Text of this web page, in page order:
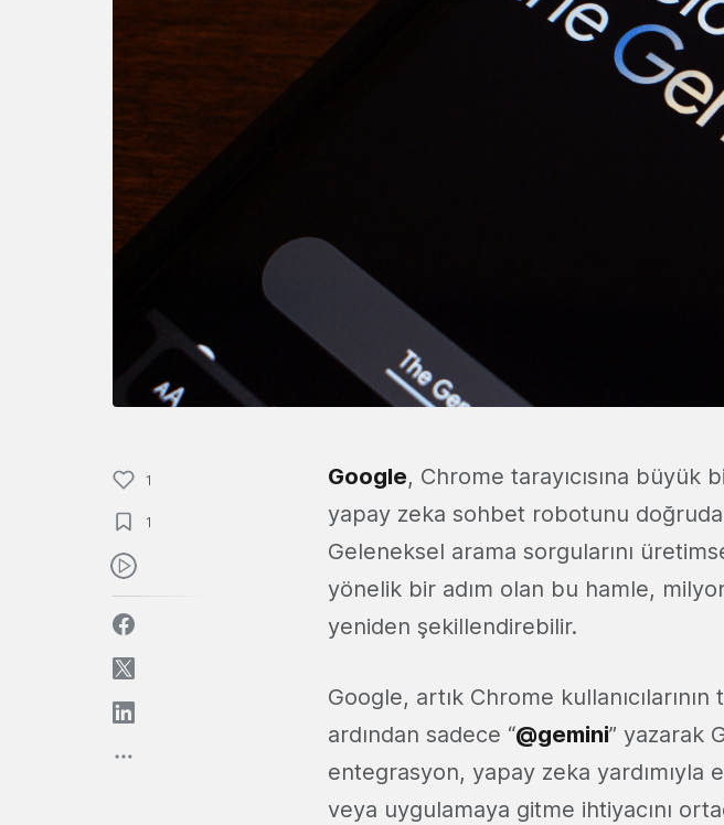
1
1
Google, Chrome tarayıcısına
yapay zeka sohbet robotunu
Geleneksel arama sorgularını
yönelik bir adım olan bu hamle,
yeniden şekillendirebilir.
Google, artık Chrome
ardından sadece “@gemini” yazarak
entegrasyon, yapay zeka yardımıyla
veya uygulamaya gitme ihtiyacını